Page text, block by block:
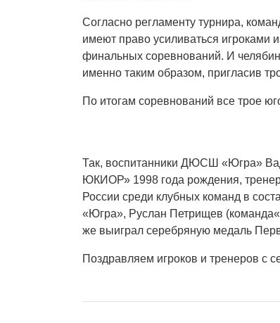
Согласно регламенту турнира,
имеют право усиливаться игроками
финальных соревнований. И
именно таким образом, пригласив
По итогам соревнований все трое
Так, воспитанники ДЮСШ «Югра»
ЮКИОР» 1998 года рождения,
России среди клубных команд в
«Югра», Руслан Петрищев
же выиграл серебряную медаль
Поздравляем игроков и тренеров с